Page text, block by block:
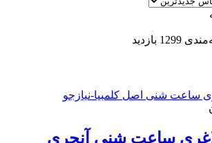
1299 بازدید
ساعت شنی آنچری